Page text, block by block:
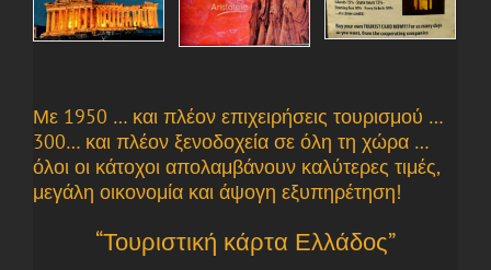
Με 1950 … και πλέον επιχειρήσεις τουρισμού …
300… και πλέον ξενοδοχεία σε όλη τη χώρα …
όλοι οι κάτοχοι απολαμβάνουν καλύτερες τιμές,
μεγάλη οικονομία και άψογη εξυπηρέτηση!
“Τουριστική κάρτα Ελλάδος”